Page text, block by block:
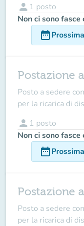
person 1 posto
Non ci sono
date_range
Postazione
Posto a sedere
per la ricarica di
person 1 posto
Non ci sono
date_range
Postazione
Posto a sedere
per la ricarica di